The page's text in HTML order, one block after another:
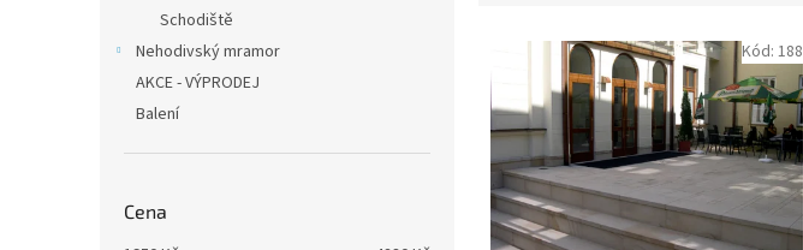
Schodiště
Nehodivský mramor
AKCE - VÝPRODEJ
Balení
Cena
pp
p
Kód: 188